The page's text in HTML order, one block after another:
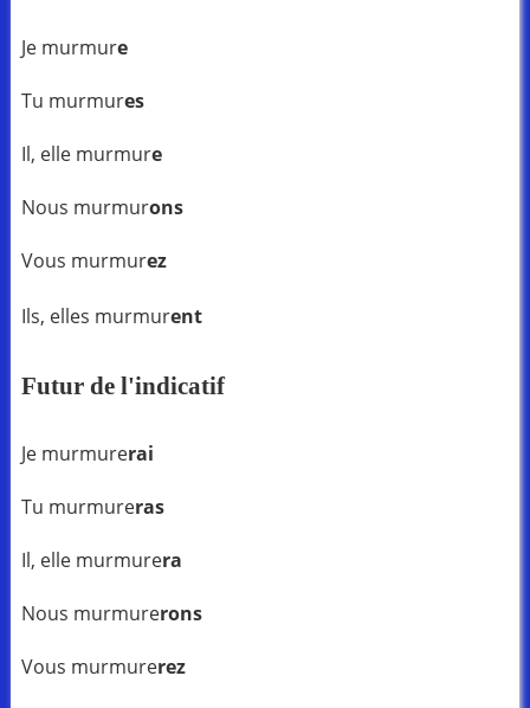
Je murmure
Tu murmures
Il, elle murmure
Nous murmurons
Vous murmurez
Ils, elles murmurent
Futur de l'indicatif
Je murmurerai
Tu murmureras
Il, elle murmurera
Nous murmurerons
Vous murmurerez